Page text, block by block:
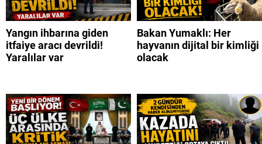
Yangın ihbarına giden
itfaiye aracı devrildi!
Yaralılar var
Bakan Yumaklı: Her
hayvanın dijital bir kimliği
olacak